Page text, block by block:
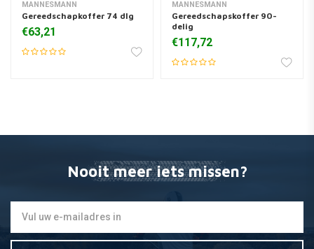
MANNESMANN
Gereedschapkoffer 74 dlg
€63,21
MANNESMANN
Gereedschapskoffer 90-
delig
€117,72
Nooit meer iets missen?